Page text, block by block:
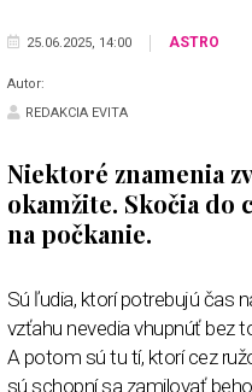
25.06.2025, 14:00 ASTRO
Autor:
REDAKCIA EVITA
Niektoré znamenia
okamžite. Skočia do
na počkanie.
Sú ľudia, ktorí potrebujú čas
vzťahu nevedia vhupnúť bez
A potom sú tu tí, ktorí cez
sú schopní sa zamilovať